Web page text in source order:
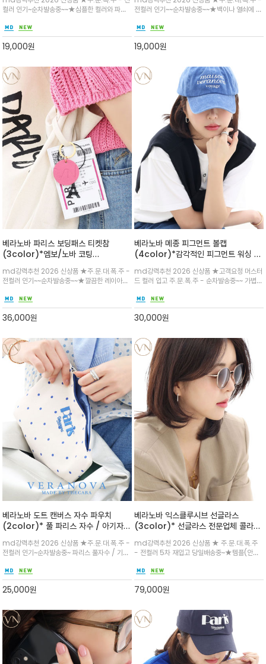
Free)로 내분비계 교란물질인 비스페
놀A(BPA)가 포함되지 않은 플라스틱
제품사용
컬러 인기~순차발송중~~★심플한 컬러와 파리
리스 이중구조 /그립감이 뛰어난 디자인과 핸들
형 캡으로 데일리 사용 적합/대략 473ml (16
온스, 16oz)
19,000원
으로 수작업으로 제작하는 4.5 센티의
서클 사이즈
전컬러 인기~~순차발송중~~★백이나 열쇠에 매
프 스타일 데일리 악세서리 /레이어드 용으로 멋
진 아이템 시즌별로 출고 하는 아이템
19,000원
베라노바 파리스 보딩패스 티켓참
(3color)*엠보/노바 코팅
(Embossing Coating)/가죽 끈 /
인천->파리 샤를 드골 공항 랜딩 /퍼스
트 클래스 /에펠탑 장식참 포인트 / 디
테일까지 모두 신경쓴 라이프스타일 굿
즈(Lifestyle Goods)보딩패스 디자
인에서 영감을 받은 감각
md강력추천 2026 신상품 ★주.문.대.폭.주 -
전컬러 인기~~순차발송중~~★깔끔한 레이아웃
코드로 인식/ 가방에 가볍게 걸어 스타일을 더하
기 좋고, 여행용 네임택으로도 활용 가능
36,000원
베라노바 메종 피그먼트 볼캡
(4color)*감각적인 피그먼트 워싱 코
튼의 레터링 자수 포인트가 돋보이는 볼
캡
md강력추천 2026 신상품 ★고객요청 머스터
드 컬러 입고 주.문.폭.주 - 순차발송중~~ 가볍고
에도 편안함을 선사합니다.뒷면의 스트랩으로 사
이즈 조절이 가능하여 누구나 편안하게 착용
30,000원
베라노바 도트 캔버스 자수 파우치
(2color)* 풀 파리스 자수 / 아기자기
포인트인 캔버스 파우
md강력추천 2026 신상품 ★주.문.대.폭.주 -
전컬러 인기~순차발송중~ 파리스 풀자수 / 기분
러로 구성되었으며, 시그니처 로고 지퍼 탭으로
퀄리티를 높였습니다.
25,000원
베라노바 익스클루시브 선글라스
(3color)* 선글라스 전문업체 콜라보
UN400 – 자외선차단율: 99.9% 우아
하면서도 현대적인 분위기를 선사하는
프레임 / 호불호 없이 아시안 코받침 핏
으로 누구나 어울리는 디자인
md강력추천 2026 신상품 ★ 주.문.대.폭.주
- 전컬러 5차 재입고 당일배송중~★템플(안경
로울 수 있는 디자인에 세련된 엣지/자외선 차단
기능 뛰어난 렌즈를 사용/눈을 안전하게 보호/
베라노바 가죽 케이스 함께 출고
79,000원